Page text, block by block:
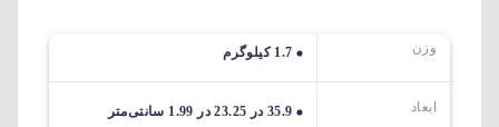
وزن 1.7 کیلوگرم
ابعاد 35.9 در 23.25 در 1.99 سانتی‌متر